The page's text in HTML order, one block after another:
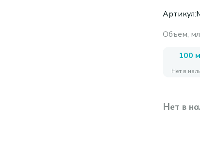
Артикул:
Объем, мл
100
Нет в
Нет в